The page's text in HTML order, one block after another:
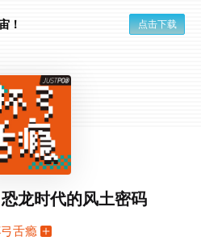
！ 点击下载
龙时代的风土密码
舌瘾